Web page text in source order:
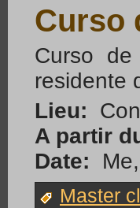
Curso
Curso de
residente
Lieu:
A partir
Date:
Master